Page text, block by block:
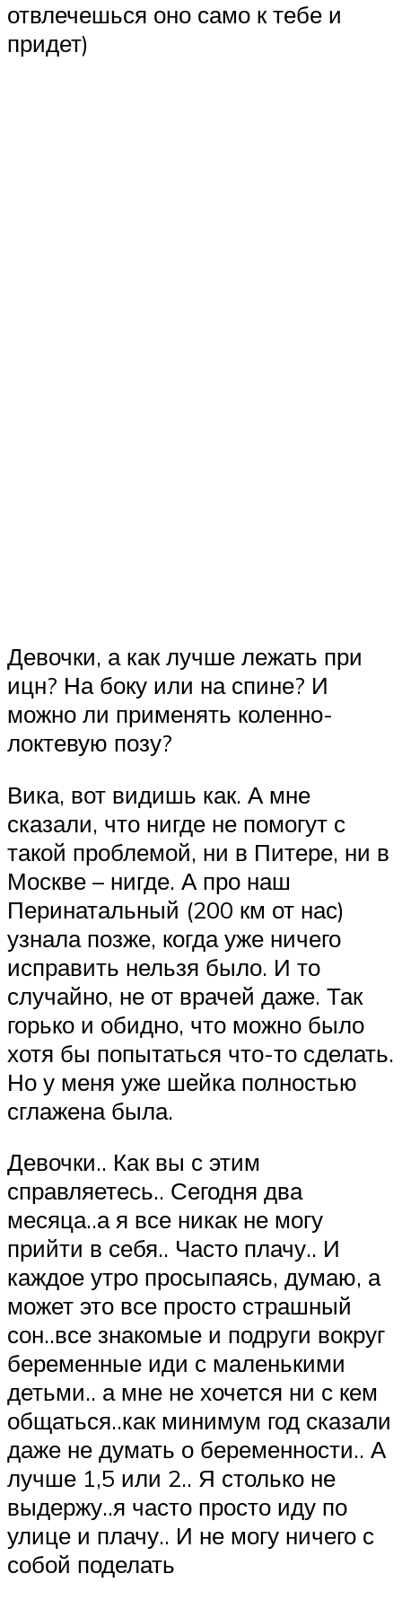
отвлечешься оно само к тебе и
придет)
Девочки, а как лучше лежать при
ицн? На боку или на спине? И
можно ли применять коленно-
локтевую позу?
Вика, вот видишь как. А мне
сказали, что нигде не помогут с
такой проблемой, ни в Питере, ни в
Москве – нигде. А про наш
Перинатальный (200 км от нас)
узнала позже, когда уже ничего
исправить нельзя было. И то
случайно, не от врачей даже. Так
горько и обидно, что можно было
хотя бы попытаться что-то сделать.
Но у меня уже шейка полностью
сглажена была.
Девочки.. Как вы с этим
справляетесь.. Сегодня два
месяца..а я все никак не могу
прийти в себя.. Часто плачу.. И
каждое утро просыпаясь, думаю, а
может это все просто страшный
сон..все знакомые и подруги вокруг
беременные иди с маленькими
детьми.. а мне не хочется ни с кем
общаться..как минимум год сказали
даже не думать о беременности.. А
лучше 1,5 или 2.. Я столько не
выдержу..я часто просто иду по
улице и плачу.. И не могу ничего с
собой поделать